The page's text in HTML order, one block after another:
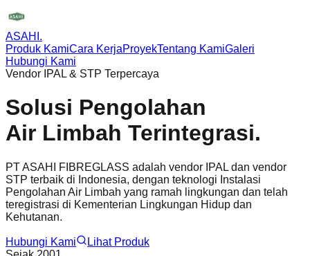
ASAHI .
Produk KamiCara KerjaProyekTentang KamiGaleri
Hubungi Kami
Vendor IPAL & STP Terpercaya
Solusi Pengolahan
Air Limbah Terintegrasi.
PT ASAHI FIBREGLASS adalah vendor IPAL dan vendor
STP terbaik di Indonesia, dengan teknologi Instalasi
Pengolahan Air Limbah yang ramah lingkungan dan telah
teregistrasi di Kementerian Lingkungan Hidup dan
Kehutanan.
Hubungi Kami
Lihat Produk